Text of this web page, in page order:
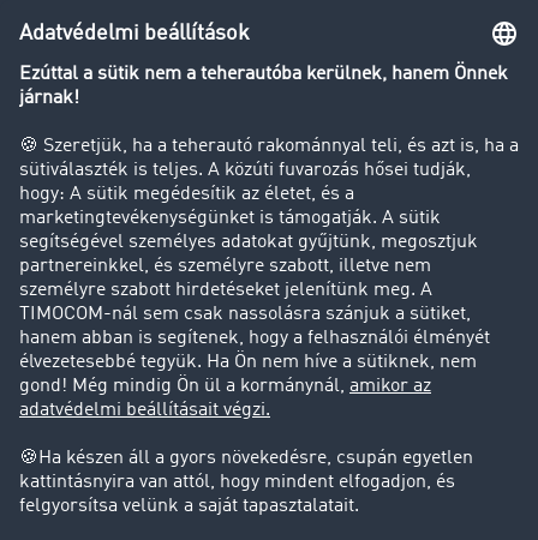
Transzportlexikon
Tehergépkocsi-forgalomkorlátozás
Cég
Sikertörténetek
Ügyfél hoz ügyfelet
Jogi információk
Impresszum
Adatvédelem